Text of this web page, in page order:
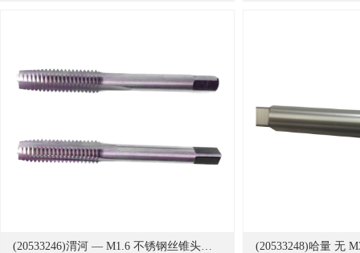
(20533246)渭河 — M1.6 不锈钢丝锥头锥(单位：支)